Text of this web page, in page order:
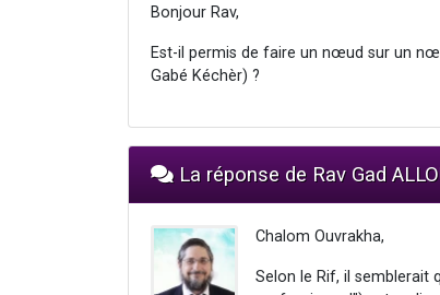
Bonjour Rav,
Est-il permis de faire un nœud sur un
Gabé Kéchèr) ?
La réponse de Rav Gad
Chalom Ouvrakha,
Selon le Rif, il semblerait